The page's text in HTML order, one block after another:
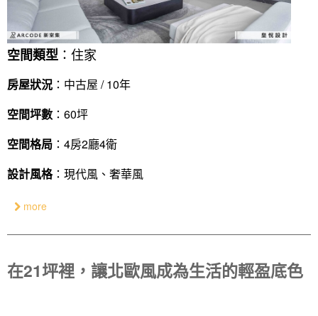
空間類型 ：住家
房屋狀況 ：中古屋 / 10年
空間坪數 ：60坪
空間格局 ：4房2廳4衛
設計風格：現代風、奢華風
more
在21坪裡，讓北歐風成為生活的輕盈底色